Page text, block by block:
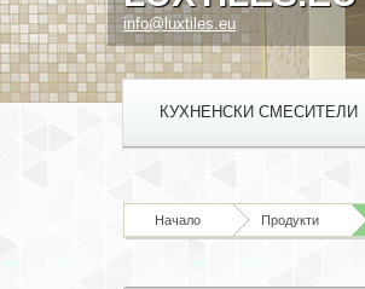
info@luxtiles.eu
КУХНЕНСКИ СМЕСИТЕЛИ
Начало Продукти